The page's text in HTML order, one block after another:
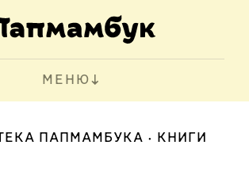
МЕНЮ
ПАПМАМБУКА КНИГИ